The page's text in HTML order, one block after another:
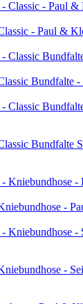
- Paul &
Bundfalte
Bundfalte
-
-